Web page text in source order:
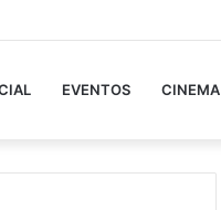
EVENTOS CINEMA